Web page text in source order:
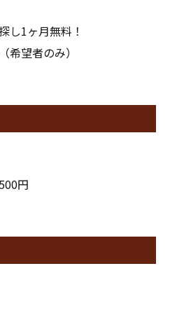
し1ヶ月無料！
希望者のみ）
円